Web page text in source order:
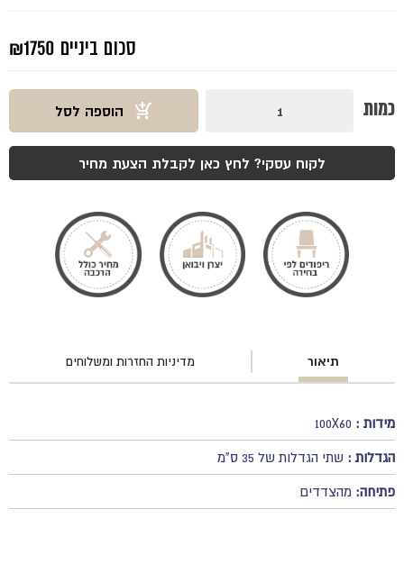
סכום ביניים ₪1750
כמות
אללי
איילת
הוספה לסל
לקוח עסקי? לחץ כאן לקבלת הצעת מחיר
תיאור מדיניות החזרות ומשלוחים
מידות :
הגדלות : שתי הגדלות של 35 ס"מ
פתיחה: מהצדדים